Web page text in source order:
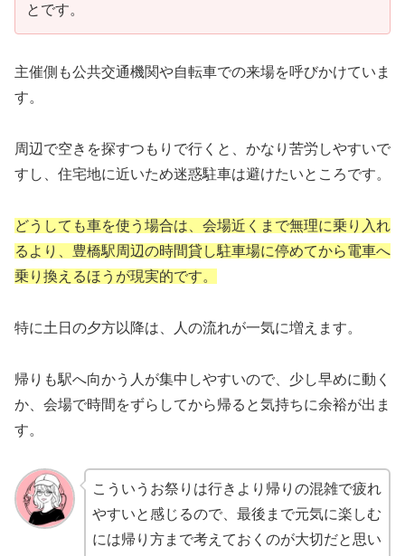
とです。
主催側も公共交通機関や自転車での来場を呼びかけていま
す。
周辺で空きを探すつもりで行くと、かなり苦労しやすいで
すし、住宅地に近いため迷惑駐車は避けたいところです。
どうしても車を使う場合は、会場近くまで無理に乗り入れ
るより、豊橋駅周辺の時間貸し駐車場に停めてから電車へ
乗り換えるほうが現実的です。
特に土日の夕方以降は、人の流れが一気に増えます。
帰りも駅へ向かう人が集中しやすいので、少し早めに動く
か、会場で時間をずらしてから帰ると気持ちに余裕が出ま
す。
こういうお祭りは行きより帰りの混雑で疲れ
やすいと感じるので、最後まで元気に楽しむ
には帰り方まで考えておくのが大切だと思い